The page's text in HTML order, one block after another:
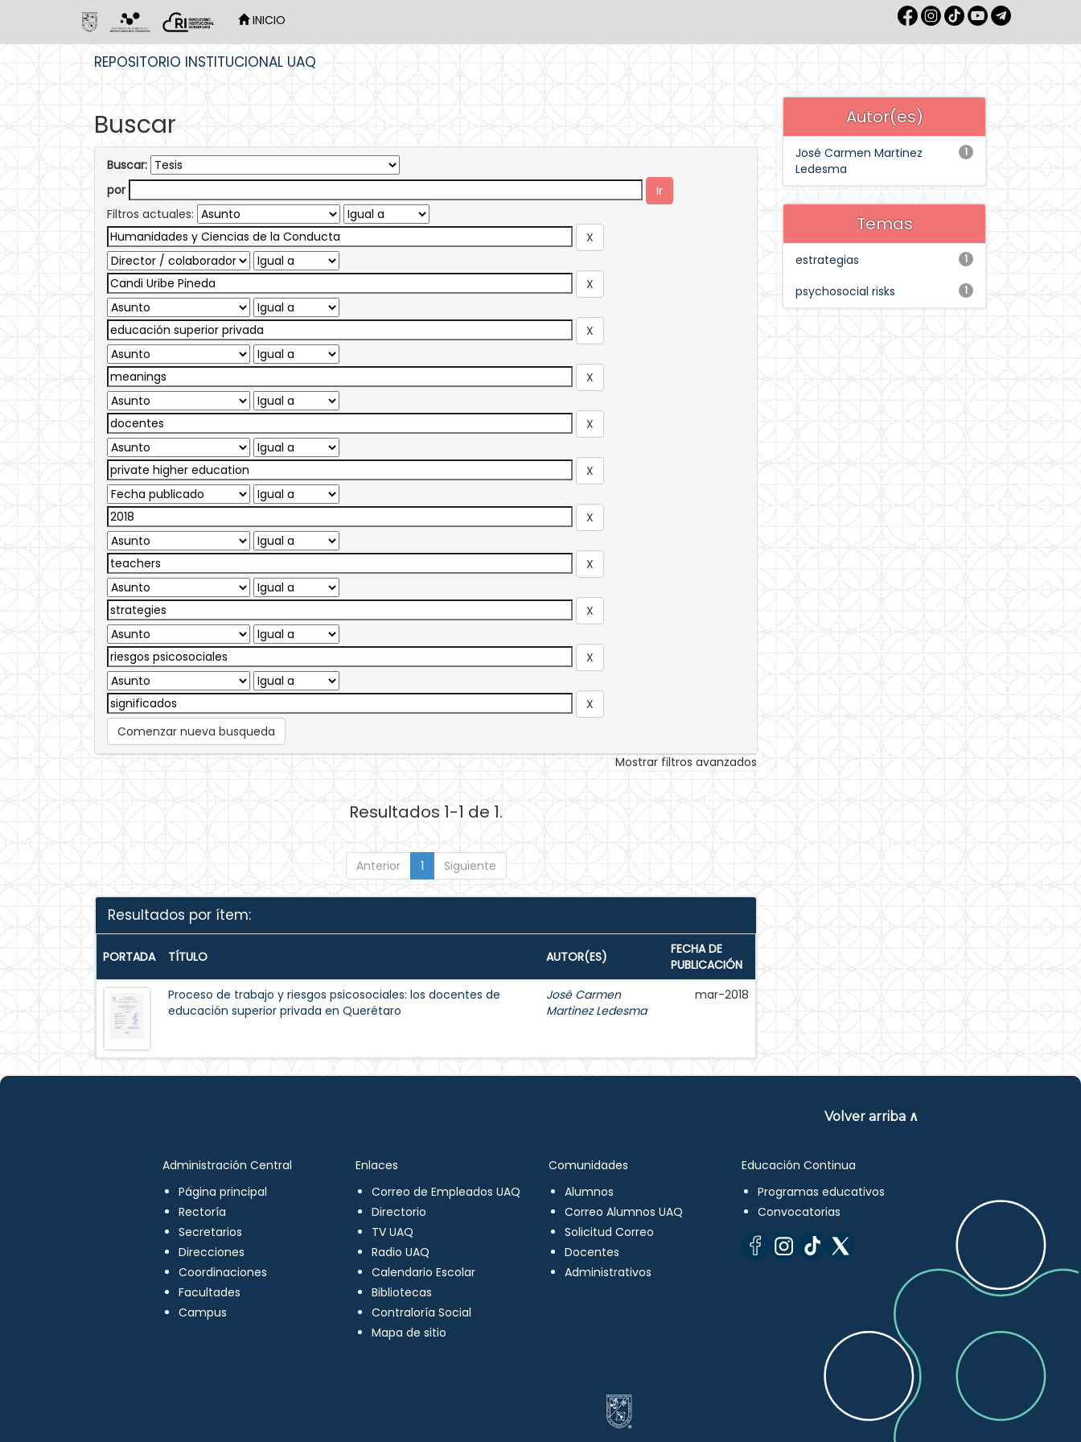
INICIO
REPOSITORIO INSTITUCIONAL UAQ
Buscar
Buscar:
por
Filtros actuales:
Comenzar nueva busqueda
Mostrar filtros avanzados
Resultados 1-1 de 1.
Anterior 1 Siguiente
Resultados por ítem:
PORTADA TÍTULO AUTOR(ES)
FECHA DE
PUBLICACIÓN
Proceso de trabajo y riesgos psicosociales: los docentes de
educación superior privada en Querétaro
José Carmen
Martinez Ledesma
mar-2018
Autor(es)
1
José Carmen Martinez
Ledesma
Temas
1
estrategias
1
psychosocial risks
Volver arriba ∧
Administración Central
Página principal
Rectoría
Secretarios
Direcciones
Coordinaciones
Facultades
Campus
Enlaces
Correo de Empleados UAQ
Directorio
TV UAQ
Radio UAQ
Calendario Escolar
Bibliotecas
Contraloría Social
Mapa de sitio
Comunidades
Alumnos
Correo Alumnos UAQ
Solicitud Correo
Docentes
Administrativos
Educación Continua
Programas educativos
Convocatorias